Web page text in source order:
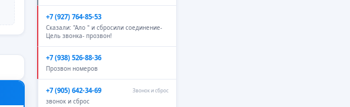
+7 (927) 764-85-53
Сказали: "Ало " и сбросили соединение-
Цель звонка- прозвон!
+7 (938) 526-88-36
Прозвон номеров
+7 (905) 642-34-69 Звонок и сброс
звонок и сброс